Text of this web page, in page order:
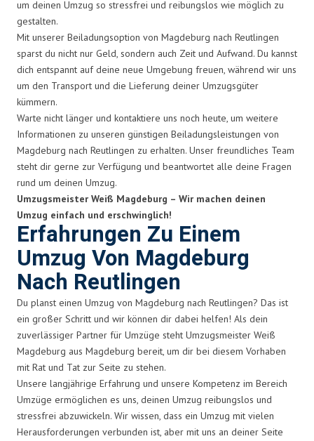
um deinen Umzug so stressfrei und reibungslos wie möglich zu
gestalten.
Mit unserer Beiladungsoption von Magdeburg nach Reutlingen
sparst du nicht nur Geld, sondern auch Zeit und Aufwand. Du kannst
dich entspannt auf deine neue Umgebung freuen, während wir uns
um den Transport und die Lieferung deiner Umzugsgüter
kümmern.
Warte nicht länger und kontaktiere uns noch heute, um weitere
Informationen zu unseren günstigen Beiladungsleistungen von
Magdeburg nach Reutlingen zu erhalten. Unser freundliches Team
steht dir gerne zur Verfügung und beantwortet alle deine Fragen
rund um deinen Umzug.
Umzugsmeister Weiß Magdeburg – Wir machen deinen
Umzug einfach und erschwinglich!
Erfahrungen Zu Einem
Umzug Von Magdeburg
Nach Reutlingen
Du planst einen Umzug von Magdeburg nach Reutlingen? Das ist
ein großer Schritt und wir können dir dabei helfen! Als dein
zuverlässiger Partner für Umzüge steht Umzugsmeister Weiß
Magdeburg aus Magdeburg bereit, um dir bei diesem Vorhaben
mit Rat und Tat zur Seite zu stehen.
Unsere langjährige Erfahrung und unsere Kompetenz im Bereich
Umzüge ermöglichen es uns, deinen Umzug reibungslos und
stressfrei abzuwickeln. Wir wissen, dass ein Umzug mit vielen
Herausforderungen verbunden ist, aber mit uns an deiner Seite